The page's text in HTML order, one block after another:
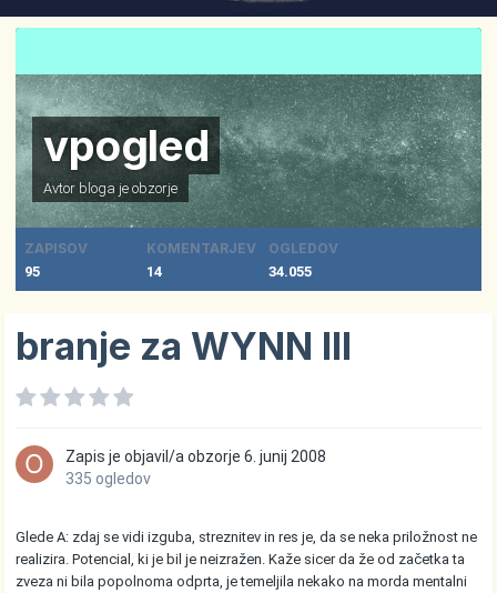
vpogled
Avtor bloga jeobzorje
ZAPISOV
95
KOMENTARJEV
14
OGLEDOV
34.055
branje za WYNN III
Zapis je objavil/aobzorje 6. junij 2008
335 ogledov
Glede A: zdaj se vidi izguba, streznitev in res je, da se neka priložnost ne
realizira. Potencial, ki je bil je neizražen. Kaže sicer da že od začetka ta
zveza ni bila popolnoma odprta, je temeljila nekako na morda mentalni